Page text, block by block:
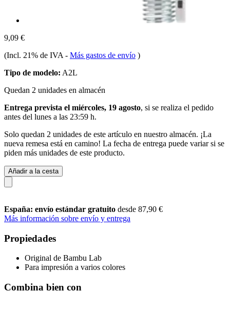
9,09 €
(Incl. 21% de IVA - Más gastos de envío )
Tipo de modelo: A2L
Quedan 2 unidades en almacén
Entrega prevista el miércoles, 19 agosto, si se realiza el pedido
antes del lunes a las 23:59 h.
Solo quedan 2 unidades de este artículo en nuestro almacén. ¡La
nueva remesa está en camino! La fecha de entrega puede variar si se
piden más unidades de este producto.
Añadir a la cesta
España: envío estándar gratuito desde 87,90 €
Más información sobre envío y entrega
Propiedades
Original de Bambu Lab
Para impresión a varios colores
Combina bien con